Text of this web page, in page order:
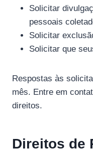
Solicitar
pessoais
Solicitar
Solicitar que
Respostas às
mês. Entre em
direitos.
Direitos de